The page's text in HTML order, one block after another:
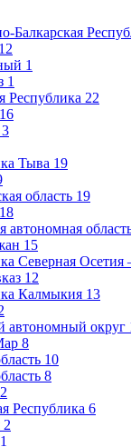
Балкарская
12
1
1
Республика 22
16
3
Тыва 19
область 19
18
автономная
15
Северная
12
Калмыкия 13
автономный округ
8
10
8
2
Республика 6
2
1